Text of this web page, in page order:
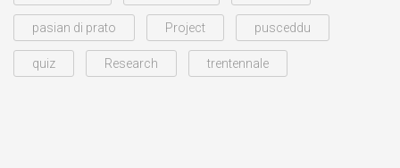
pasian di prato Project pusceddu
quiz Research trentennale